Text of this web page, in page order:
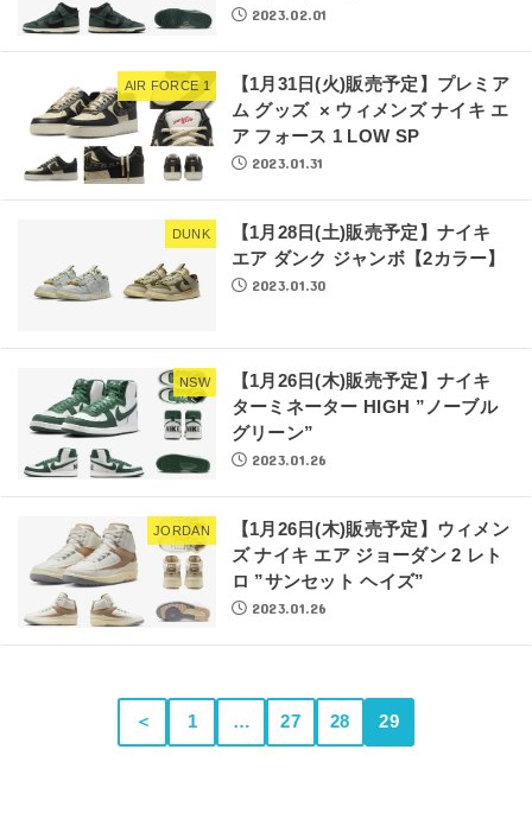
2023.02.01
AIR FORCE 1
【1月31日(火)販売予定】プレミア
ム グッズ × ウィメンズ ナイキ エ
ア フォース 1 LOW SP
2023.01.31
DUNK
【1月28日(土)販売予定】ナイキ
エア ダンク ジャンボ【2カラー】
2023.01.30
NSW
【1月26日(木)販売予定】ナイキ
ターミネーター HIGH ”ノーブル
グリーン”
2023.01.26
JORDAN
【1月26日(木)販売予定】ウィメン
ズ ナイキ エア ジョーダン 2 レト
ロ ”サンセット ヘイズ”
2023.01.26
＜ 1 … 27 28 29